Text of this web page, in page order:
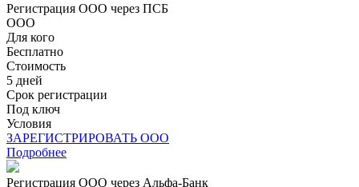
Регистрация ООО через ПСБ
ООО
Для кого
Бесплатно
Стоимость
5 дней
Срок регистрации
Под ключ
Условия
ЗАРЕГИСТРИРОВАТЬ ООО
Подробнее
Регистрация ООО через Альфа-Банк